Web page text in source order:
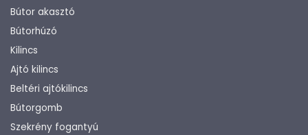
Bútor akasztó
Bútorhúzó
Kilincs
Ajtó kilincs
Beltéri ajtókilincs
Bútorgomb
Szekrény fogantyú